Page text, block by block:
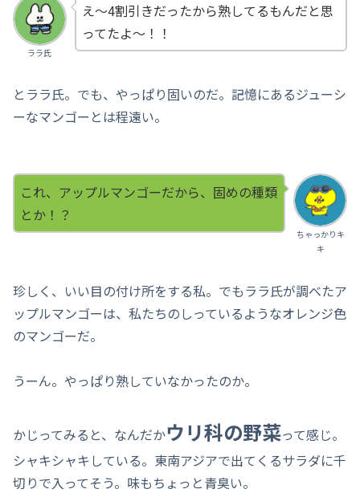
ララ氏
え～4割引きだったから熟してるもんだと思
ってたよ～！！
とララ氏。でも、やっぱり固いのだ。記憶にあるジューシ
ーなマンゴーとは程遠い。
ちゃっかりキ
キ
これ、アップルマンゴーだから、固めの種類
とか！？
珍しく、いい目の付け所をする私。でもララ氏が調べたア
ップルマンゴーは、私たちのしっているようなオレンジ色
のマンゴーだ。
うーん。やっぱり熟していなかったのか。
かじってみると、なんだかウリ科の野菜って感じ。
シャキシャキしている。東南アジアで出てくるサラダに千
切りで入ってそう。味もちょっと青臭い。